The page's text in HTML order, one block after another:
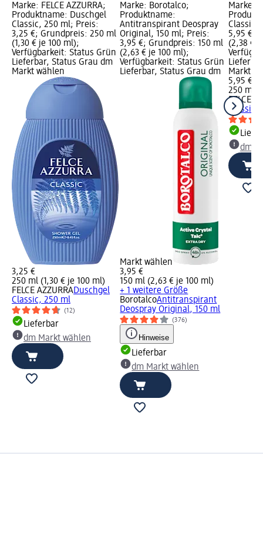
Marke: FELCE AZZURRA;
Produktname: Duschgel
Classic, 250 ml; Preis:
3,25 €; Grundpreis: 250 ml
(1,30 € je 100 ml);
Verfügbarkeit: Status Grün
Lieferbar, Status Grau dm
Markt wählen
3,25 €
250 ml (1,30 € je 100 ml)
FELCE AZZURRADuschgel
Classic, 250 ml
(12)
Lieferbar
dm Markt wählen
Marke: Borotalco;
Produktname:
Antitranspirant Deospray
Original, 150 ml; Preis:
3,95 €; Grundpreis: 150 ml
(2,63 € je 100 ml);
Verfügbarkeit: Status Grün
Lieferbar, Status Grau dm
Markt wählen
3,95 €
150 ml (2,63 € je 100 ml)
+ 1 weitere Größe
BorotalcoAntitranspirant
Deospray Original, 150 ml
(376)
Hinweise
Lieferbar
dm Markt wählen
Marke:
5,95 €;
(2,38 €
Markt
5,95 €
250 ml
FELCE
dm